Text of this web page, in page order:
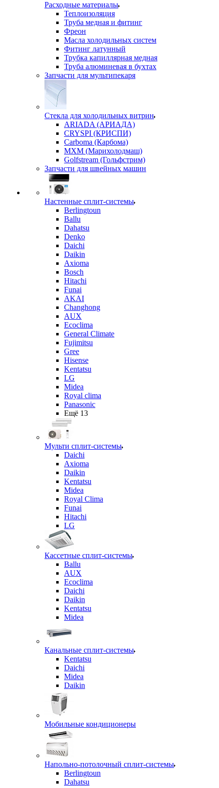
Расходные материалы
Теплоизоляция
Труба медная и фитинг
Фреон
Масла холодильных систем
Фитинг латунный
Трубка капиллярная медная
Труба алюминевая в бухтах
Запчасти для мультипекаря
Стекла для холодильных витрин
ARIADA (АРИАДА)
CRYSPI (КРИСПИ)
Carboma (Карбома)
MXM (Марихолодмаш)
Golfstream (Гольфстрим)
Запчасти для швейных машин
Настенные сплит-системы
Berlingtoun
Ballu
Dahatsu
Denko
Daichi
Daikin
Axioma
Bosch
Hitachi
Funai
AKAI
Changhong
AUX
Ecoclima
General Climate
Fujimitsu
Gree
Hisense
Kentatsu
LG
Midea
Royal clima
Panasonic
Ещё 13
Мульти сплит-системы
Daichi
Axioma
Daikin
Kentatsu
Midea
Royal Clima
Funai
Hitachi
LG
Кассетные сплит-системы
Ballu
AUX
Ecoclima
Daichi
Daikin
Kentatsu
Midea
Канальные сплит-системы
Kentatsu
Daichi
Midea
Daikin
Мобильные кондиционеры
Напольно-потолочный сплит-системы
Berlingtoun
Dahatsu